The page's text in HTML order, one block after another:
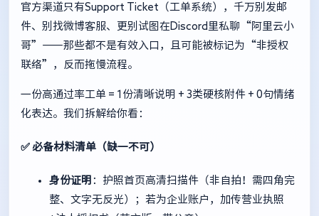
官方渠道只有Support Ticket （工单系统），千万别发邮
件、别找微博客服、更别试图在Discord里私聊“阿里云小
哥”——那些都不是有效入口，且可能被标记为“非授权
联络”，反而拖慢流程。
一份高通过率工单 = 1份清晰说明 + 3类硬核附件 + 0句情绪
化表达。我们拆解给你看：
✅ 必备材料清单（缺一不可）
身份证明 ：护照首页高清扫描件（非自拍！需四角完
整、文字无反光）；若为企业账户，加传营业执照